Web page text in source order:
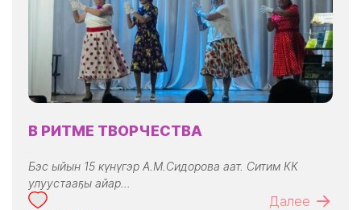
В РИТМЕ ТВОРЧЕСТВА
Бэс ыйын 15 күнүгэр А.М.Сидорова аат. Ситим КК
улуустааҕы айар…
Далее